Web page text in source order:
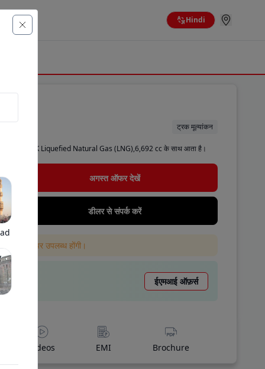
Hindi
ट्रक मूल्यांकन
Prima 35K Liquefied Natural Gas (LNG),6,692 cc के साथ आता है।
अगस्त ऑफर देखें
डीलर से संपर्क करें
वेबसाइट पर उपलब्ध होंगी।
ईएमआई ऑफ़र्स
Videos EMI Brochure